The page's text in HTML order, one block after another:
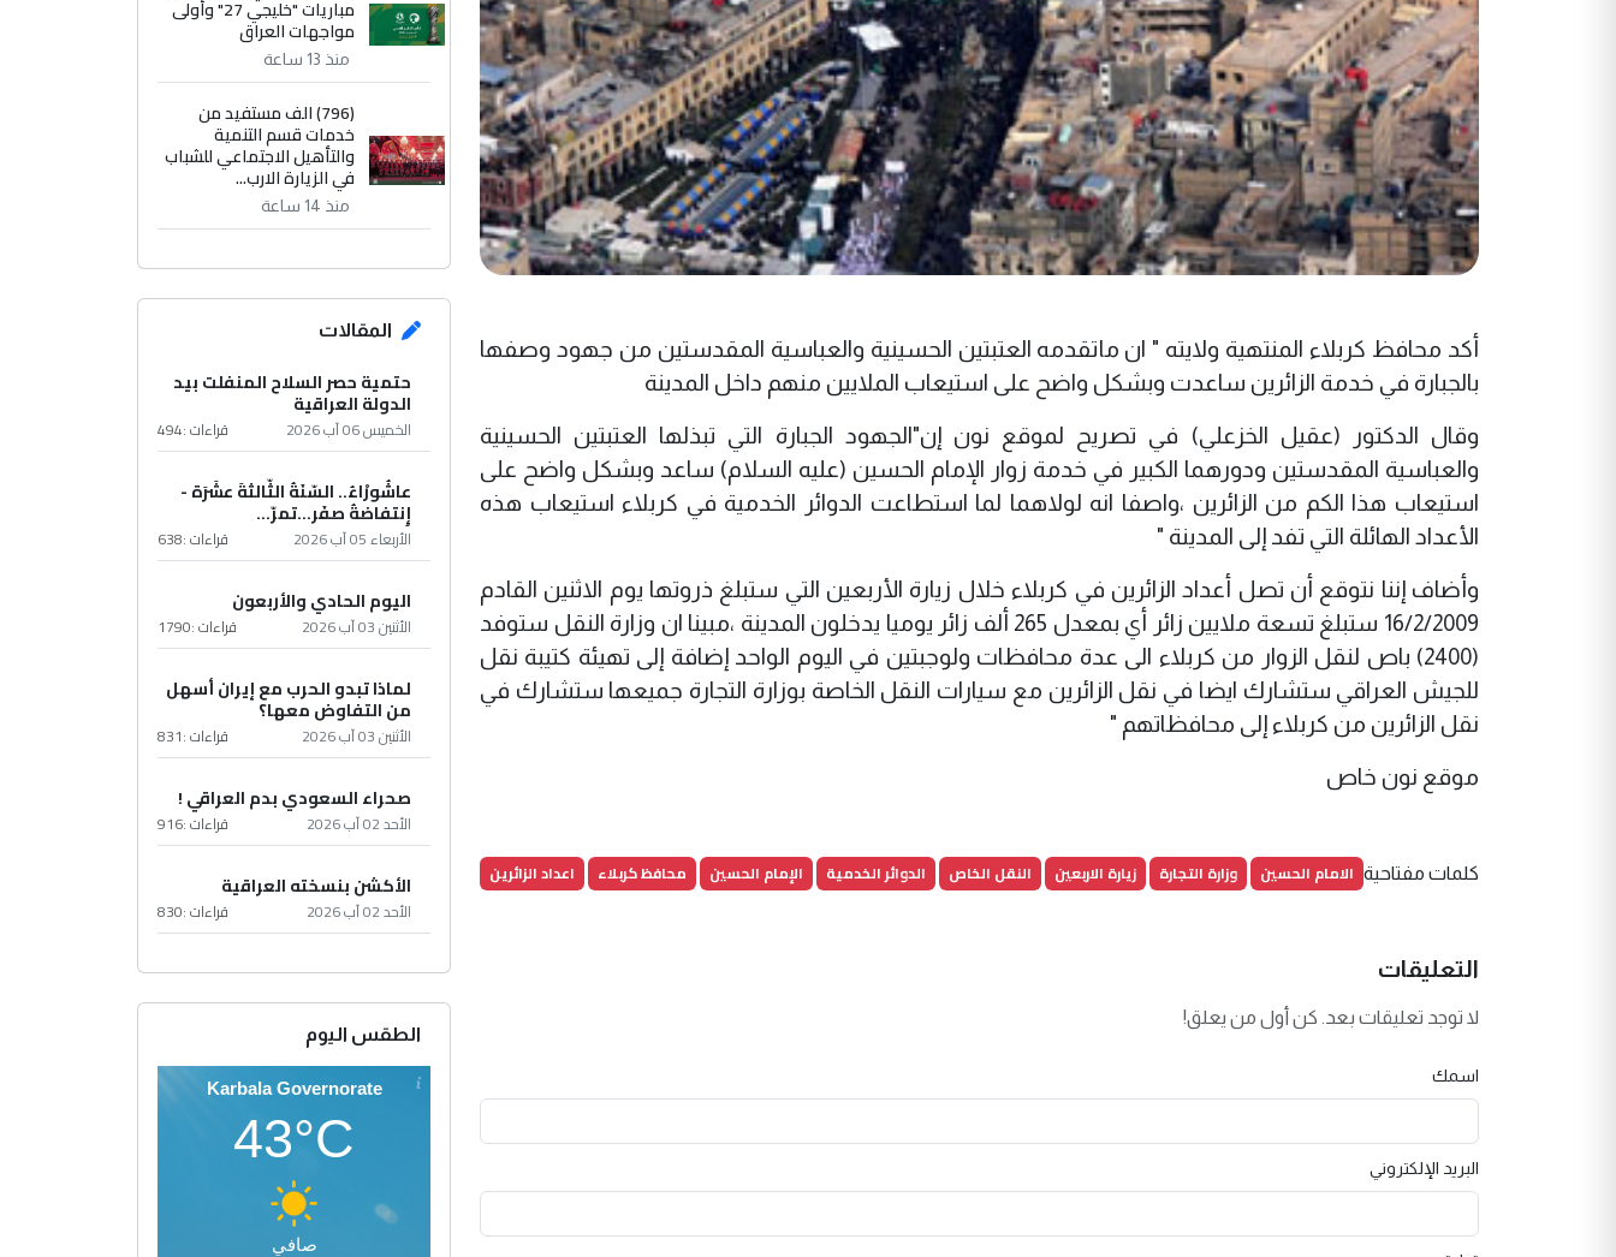
أكد محافظ كربلاء المنتهية ولايته " ان ماتقدمه العتبتين الحسينية والعباسية المقدستين من جهود وصفها
بالجبارة في خدمة الزائرين ساعدت وبشكل واضح على استيعاب الملايين منهم داخل المدينة
وقال الدكتور (عقيل الخزعلي) في تصريح لموقع نون إن"الجهود الجبارة التي تبذلها العتبتين الحسينية
والعباسية المقدستين ودورهما الكبير في خدمة زوار الإمام الحسين (عليه السلام) ساعد وبشكل واضح على
استيعاب هذا الكم من الزائرين ،واصفا انه لولاهما لما استطاعت الدوائر الخدمية في كربلاء استيعاب هذه
الأعداد الهائلة التي تفد إلى المدينة "
وأضاف إننا نتوقع أن تصل أعداد الزائرين في كربلاء خلال زيارة الأربعين التي ستبلغ ذروتها يوم الاثنين القادم
16/2/2009 ستبلغ تسعة ملايين زائر أي بمعدل 265 ألف زائر يوميا يدخلون المدينة ،مبينا ان وزارة النقل ستوفد
(2400) باص لنقل الزوار من كربلاء الى عدة محافظات ولوجبتين في اليوم الواحد إضافة إلى تهيئة كتيبة نقل
للجيش العراقي ستشارك ايضا في نقل الزائرين مع سيارات النقل الخاصة بوزارة التجارة جميعها ستشارك في
نقل الزائرين من كربلاء إلى محافظاتهم "
موقع نون خاص
كلمات مفتاحية الامام الحسين وزارة التجارة زيارة الاربعين النقل الخاص الدوائر الخدمية الإمام الحسين محافظ كربلاء اعداد الزائرين
التعليقات
لا توجد تعليقات بعد. كن أول من يعلق!
اسمك
البريد الإلكتروني
مباريات "خليجي 27" وأولى
مواجهات العراق
منذ 13 ساعة
(796) الف مستفيد من
خدمات قسم التنمية
والتأهيل الاجتماعي للشباب
في الزيارة الارب...
منذ 14 ساعة
المقالات
حتمية حصر السلاح المنفلت بيد
الدولة العراقية
الخميس 06 آب 2026 قراءات :494
عاشُورْاءُ.. السّنَةُ الثّالثةَ عشَرَة -
إِنتفاضةُ صفَر…تمرّ...
الأربعاء 05 آب 2026 قراءات :638
اليوم الحادي والأربعون
الأثنين 03 آب 2026 قراءات :1790
لماذا تبدو الحرب مع إيران أسهل
من التفاوض معها؟
الأثنين 03 آب 2026 قراءات :831
صحراء السعودي بدم العراقي !
الأحد 02 آب 2026 قراءات :916
الأكشن بنسخته العراقية
الأحد 02 آب 2026 قراءات :830
الطقس اليوم
Karbala Governorate
43°C
صافي